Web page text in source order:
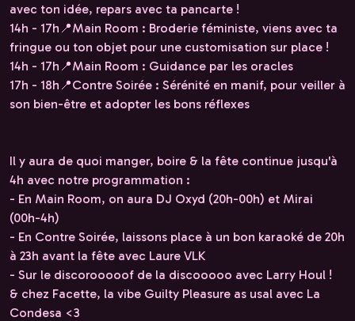
avec ton idée, repars avec ta pancarte !
14h - 17h📍Main Room : Broderie féministe, viens avec ta
fringue ou ton objet pour une customisation sur place !
14h - 17h📍Main Room : Guidance par les oracles
17h - 18h📍Contre Soirée : Sérénité en manif, pour veiller à
son bien-être et adopter les bons réflexes
Il y aura de quoi manger, boire & la fête continue jusqu'à
4h avec notre programmation :
- En Main Room, on aura DJ Oxyd (20h-00h) et Mirai
(00h-4h)
- En Contre Soirée, laissons place à un bon karaoké de 20h
à 23h avant la fête avec Laure VLK
- Sur le discorooooof de la discooooo avec Larry Houl !
& chez Facette, la vibe Guilty Pleasure as usal avec La
Condesa <3